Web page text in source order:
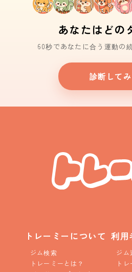
あなたはどの
60秒であなたに合う運動の
診断してみ
トレーミーについて
ジム検索
トレーミーとは？
利用
ジム
ト